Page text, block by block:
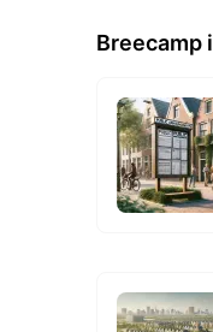
Breecamp